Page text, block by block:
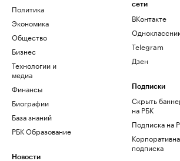
Политика
Экономика
Общество
Бизнес
Технологии и
медиа
Финансы
Биографии
База знаний
РБК Образование
Новости
сети
ВКонтакте
Telegram
Дзен
Подписки
Скрыть
на РБК
Подписка на
подписка